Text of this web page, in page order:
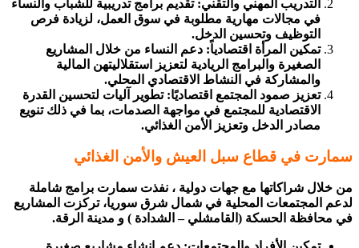
التدريب المهني والتقني:تقديم برامج تدريبية للشباب والنساء
في مجالات مهارية مطلوبة في سوق العمل، لزيادة فرص
التوظيف وتحسين الدخل.
تمكين المرأة اقتصادياً: دعم النساء من خلال المشاريع
الصغيرة والبرامج الريادية لتعزيز استقلاليتهن المالية
والمشاركة في النشاط الاقتصادي المحلي.
تعزيز صمود المجتمع اقتصاديًا:تطوير آليات لتحسين القدرة
الاقتصادية للمجتمع في مواجهة الصدمات، بما في ذلك تنويع
مصادر الدخل وتعزيز الأمن الغذائي.
سمارت في قطاع سبل العيش والأمن الغذائي
من خلال شراكاتها مع جهات دولية ، نفذت سمارت برامج شاملة
لدعم المجتمعات المحلية في شمال شرق سوريا، تركزت المشاريع
في محافظة الحسكة (القامشلي – الشدادة ) و مدينة الرقة.